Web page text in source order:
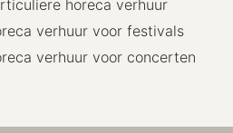
horeca verhuur
verhuur voor festivals
verhuur voor concerten